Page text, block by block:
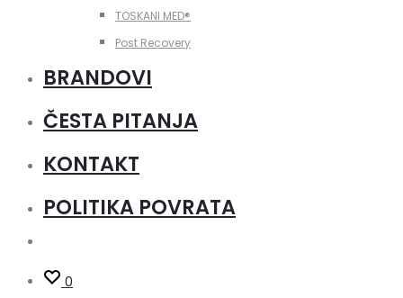
TOSKANI MED®️
Post Recovery
BRANDOVI
ČESTA PITANJA
KONTAKT
POLITIKA POVRATA
0